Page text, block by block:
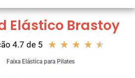
Elástico Brastoy
4.7 de 5 ★ ★ ★ ★ ★
Faixa Elástica para Pilates